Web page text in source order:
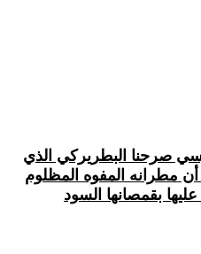
من فينيقية وآرامية وسريانية وغيرها الكثير، فها هو بطريركنا ال 77 المتربع على كرسي صرحنا البطريركي الذي
مطرانه المفوه المظلوم
بقمصانها السود